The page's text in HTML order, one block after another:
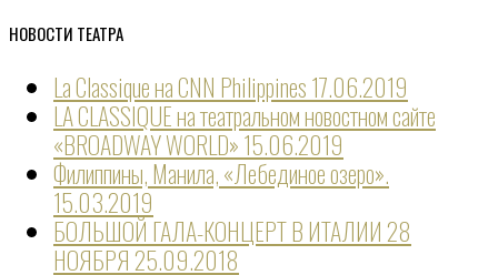
НОВОСТИ ТЕАТРА
La Classique на CNN Philippines17.06.2019
LA CLASSIQUE на театральном новостном сайте
«BROADWAY WORLD»15.06.2019
Филиппины, Манила, «Лебединое озеро».
15.03.2019
БОЛЬШОЙ ГАЛА-КОНЦЕРТ В ИТАЛИИ 28
НОЯБРЯ25.09.2018